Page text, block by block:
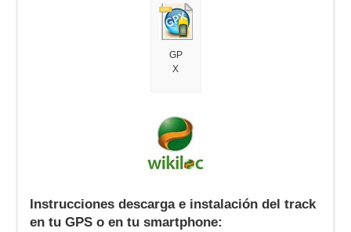
GP
X
Instrucciones descarga e instalación del track
en tu GPS o en tu smartphone: